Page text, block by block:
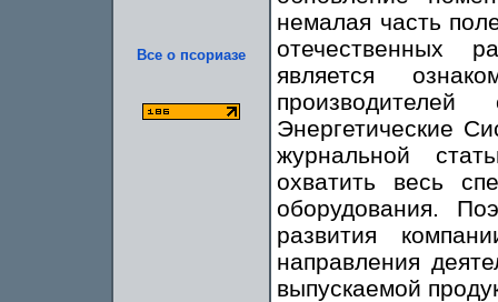
Все о псориазе
немалая часть
отечественных
является
Энергетические
журнальной
охватить весь
оборудования.
развития
направления
выпускаемой